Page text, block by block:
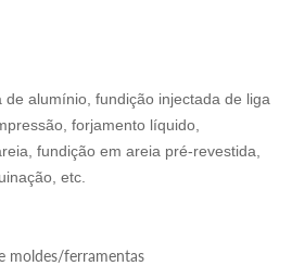
de alumínio, fundição injectada de liga
forjamento líquido,
fundição em areia pré-revestida,
etc.
moldes/ferramentas